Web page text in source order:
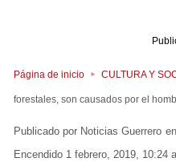
Página de inicio CULTURA Y
forestales, son causados por el
Noticias Guerrero en
Encendido 1 febrero, 2019, 10:24